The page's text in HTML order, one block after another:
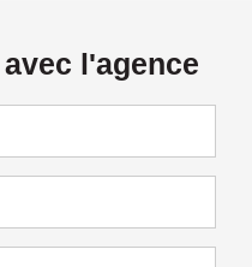
l'agence